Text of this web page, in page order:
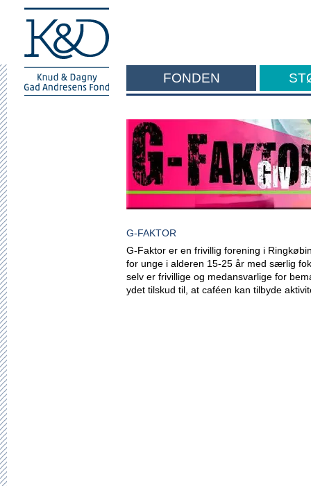
FONDEN
G-FAKTOR
G-Faktor er en frivillig forening i
for unge i alderen 15-25 år med særlig
selv er frivillige og medansvarlige for
ydet tilskud til, at caféen kan tilbyde